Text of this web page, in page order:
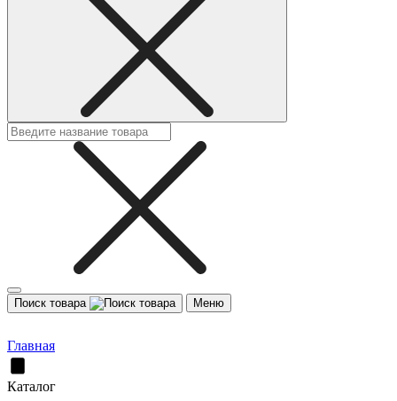
Поиск товара Меню
Главная
Каталог